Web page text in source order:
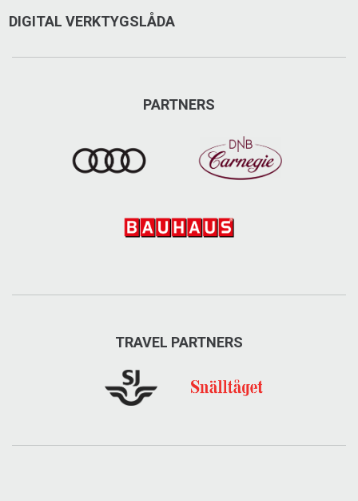
DIGITAL VERKTYGSLÅDA
PARTNERS
TRAVEL PARTNERS